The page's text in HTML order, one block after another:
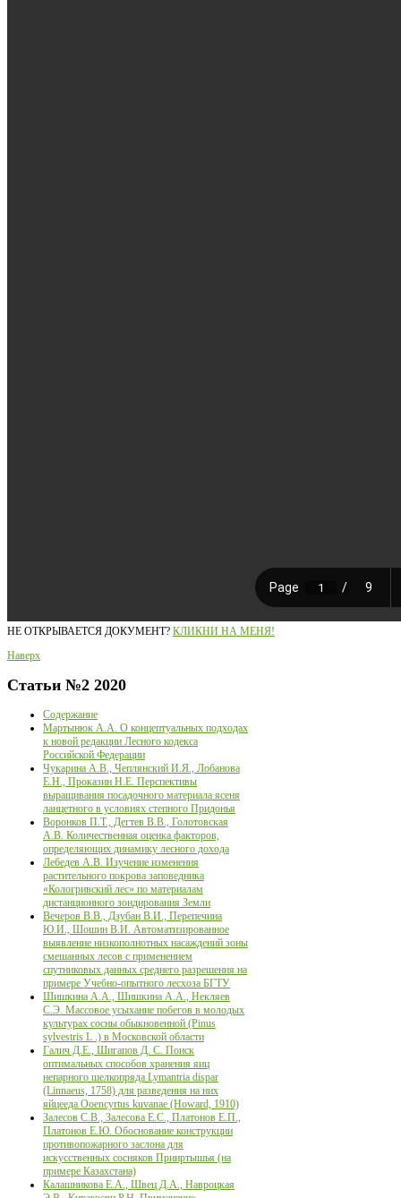
НЕ ОТКРЫВАЕТСЯ ДОКУМЕНТ? КЛИКНИ НА МЕНЯ!
Наверх
Статьи №2 2020
Содержание
Мартынюк А.А. О концептуальных подходах
к новой редакции Лесного кодекса
Российской Федерации
Чукарина А.В., Чеплянский И.Я., Лобанова
Е.Н., Проказин Н.Е. Перспективы
выращивания посадочного материала ясеня
ланцетного в условиях степного Придонья
Воронков П.Т., Дегтев В.В., Голотовская
А.В. Количественная оценка факторов,
определяющих динамику лесного дохода
Лебедев А.В. Изучение изменения
растительного покрова заповедника
«Кологривский лес» по материалам
дистанционного зондирования Земли
Вечеров В.В., Дзубан В.И., Перепечина
Ю.И., Шошин В.И. Автоматизированное
выявление низкополнотных насаждений зоны
смешанных лесов с применением
спутниковых данных среднего разрешения на
примере Учебно-опытного лесхоза БГТУ
Шишкина А.А., Шишкина А.А., Некляев
С.Э. Массовое усыхание побегов в молодых
культурах сосны обыкновенной (Pinus
sylvestris L .) в Московской области
Галич Д.Е., Шигапов Д. С. Поиск
оптимальных способов хранения яиц
непарного шелкопряда Lymantria dispar
(Linnaeus, 1758) для разведения на них
яйцееда Оoencyrtus kuvanae (Howard, 1910)
Залесов С.В., Залесова Е.С., Платонов Е.П.,
Платонов Е.Ю. Обоснование конструкции
противопожарного заслона для
искусственных сосняков Прииртышья (на
примере Казахстана)
Калашникова Е.А., Швец Д.А., Навроцкая